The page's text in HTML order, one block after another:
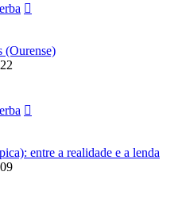
(Ourense)
entre a realidade e a lenda